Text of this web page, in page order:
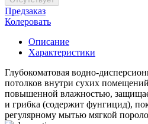
Предзаказ
Колеровать
Описание
Характеристики
Глубокоматовая водно-
потолков внутри сухих
повышенной влажностью,
и грибка (содержит фунгицид),
регулярному мытью мягкой